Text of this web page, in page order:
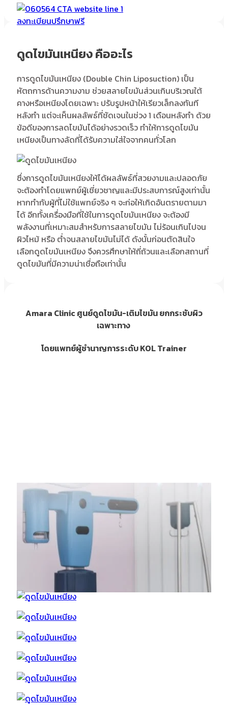
ลงทะเบียนปรึกษาฟรี
ดูดไขมันเหนียง คืออะไร
การดูดไขมันเหนียง (Double Chin Liposuction) เป็น
หัตถการด้านความงาม ช่วยสลายไขมันส่วนเกินบริเวณใต้
คางหรือเหนียงโดยเฉพาะ ปรับรูปหน้าให้เรียวเล็กลงทันที
หลังทำ แต่จะเห็นผลลัพธ์ที่ชัดเจนในช่วง 1 เดือนหลังทำ ด้วย
ข้อดีของการลดไขมันได้อย่างรวดเร็ว ทำให้การดูดไขมัน
เหนียงเป็นทางลัดที่ได้รับความใส่ใจจากคนทั่วโลก
ซึ่งการดูดไขมันเหนียงให้ได้ผลลัพธ์ที่สวยงามและปลอดภัย
จะต้องทำโดยแพทย์ผู้เชี่ยวชาญและมีประสบการณ์สูงเท่านั้น
หากทำกับผู้ที่ไม่ใช้แพทย์จริง ๆ จะก่อให้เกิดอันตรายตามมา
ได้ อีกทั้งเครื่องมือที่ใช้ในการดูดไขมันเหนียง จะต้องมี
พลังงานที่เหมาะสมสำหรับการสลายไขมัน ไม่ร้อนเกินไปจน
ผิวไหม้ หรือ ต่ำจนสลายไขมันไม่ได้ ดังนั้นก่อนตัดสินใจ
เลือกดูดไขมันเหนียง จึงควรศึกษาให้ถี่ถ้วนและเลือกสถานที่
ดูดไขมันที่มีความน่าเชื่อถือเท่านั้น
Amara Clinic ศูนย์ดูดไขมัน-เติมไขมัน ยกกระชับผิว
เฉพาะทาง
โดยแพทย์ผู้ชำนาญการระดับ KOL Trainer